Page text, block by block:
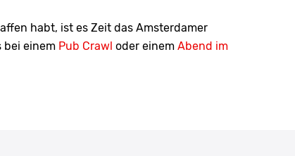
habt, ist es Zeit das Amsterdamer
bei einem Pub Crawl oder einem Abend im